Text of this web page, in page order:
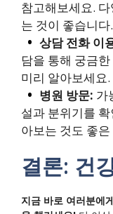
참고해보세요.
는 것이 좋습니다.
상담 전화 이
담을 통해 궁금
미리 알아보세요.
병원 방문: 가
설과 분위기를
아보는 것도 좋
결론: 건
지금 바로 여러분에